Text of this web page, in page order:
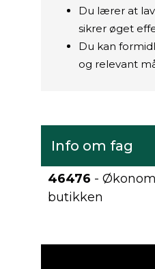
Du lærer at
sikrer øget
Du kan
og relevant
Info om fag
46476 -
butikken